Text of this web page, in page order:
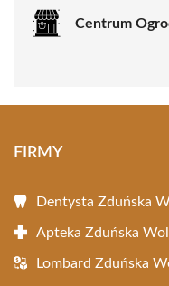
Centrum
FIRMY
Dentysta Zduńska
Apteka Zduńska
Lombard Zduńska